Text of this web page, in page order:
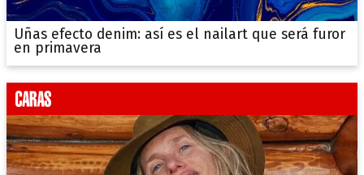
Uñas efecto denim: así es el nailart que será furor
en primavera